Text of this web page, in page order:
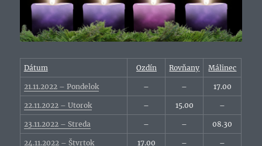
Dátum Ozdín Rovňany Málinec
21.11.2022 – Pondelok – – 17.00
22.11.2022 – Utorok – 15.00 –
23.11.2022 – Streda – – 08.30
24.11.2022 – Štvrtok 17.00 – –